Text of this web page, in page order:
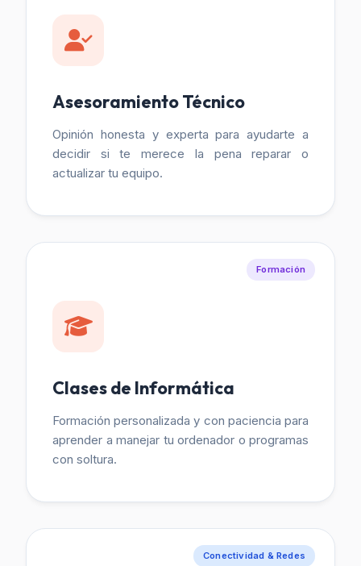
Asesoramiento Técnico
Opinión honesta y experta para ayudarte a
decidir si te merece la pena reparar o
actualizar tu equipo.
Formación
Clases de Informática
Formación personalizada y con paciencia para
aprender a manejar tu ordenador o programas
con soltura.
Conectividad & Redes